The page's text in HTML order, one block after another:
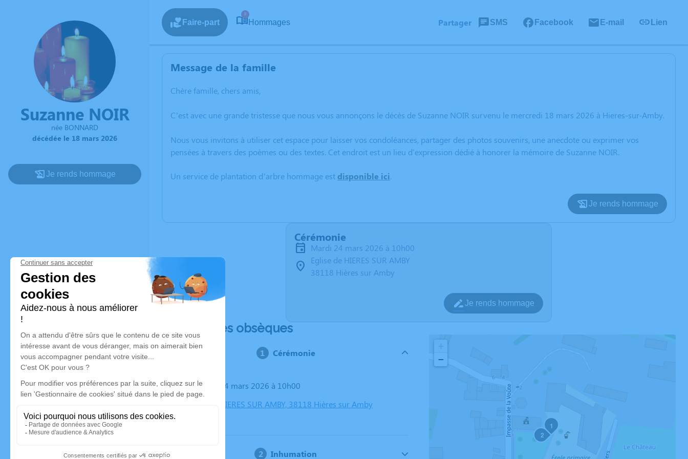
Suzanne NOIR
née BONNARD
décédée le 18 mars 2026
Je rends hommage
Faire-part
8
Hommages Partager SMS Facebook E-mail Lien
Message de la famille
Chère famille, chers amis,
C’est avec une grande tristesse que nous vous annonçons le décès de Suzanne NOIR survenu le mercredi 18 mars 2026 à Hieres-sur-Amby.
Nous vous invitons à utiliser cet espace pour laisser vos condoléances, partager des photos souvenirs, une anecdote ou exprimer vos
pensées à travers des poèmes ou des textes. Cet endroit est un lieu d'expression dédié à honorer la mémoire de Suzanne NOIR.
Un service de plantation d’arbre hommage est disponible ici.
Je rends hommage
Cérémonie
mardi 24 mars 2026 à 10h00
Eglise de HIERES SUR AMBY
38118 Hières sur Amby
Je rends hommage
Déroulé des obsèques
Cérémonie
Le mardi 24 mars 2026 à 10h00
Eglise de HIERES SUR AMBY, 38118 Hières sur Amby
Inhumation
1
2
−